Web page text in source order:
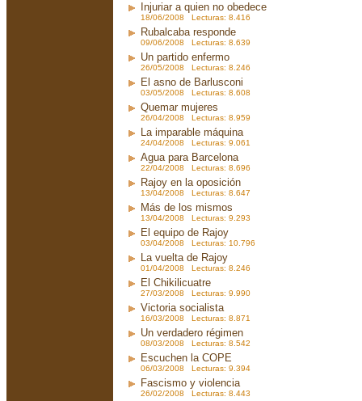
Injuriar a quien no obedece
18/06/2008 Lecturas: 8.416
Rubalcaba responde
09/06/2008 Lecturas: 8.639
Un partido enfermo
26/05/2008 Lecturas: 8.246
El asno de Barlusconi
03/05/2008 Lecturas: 8.608
Quemar mujeres
26/04/2008 Lecturas: 8.959
La imparable máquina
24/04/2008 Lecturas: 9.061
Agua para Barcelona
22/04/2008 Lecturas: 8.696
Rajoy en la oposición
13/04/2008 Lecturas: 8.647
Más de los mismos
13/04/2008 Lecturas: 9.293
El equipo de Rajoy
03/04/2008 Lecturas: 10.796
La vuelta de Rajoy
01/04/2008 Lecturas: 8.246
El Chikilicuatre
27/03/2008 Lecturas: 9.990
Victoria socialista
16/03/2008 Lecturas: 8.871
Un verdadero régimen
08/03/2008 Lecturas: 8.542
Escuchen la COPE
06/03/2008 Lecturas: 9.394
Fascismo y violencia
26/02/2008 Lecturas: 8.443